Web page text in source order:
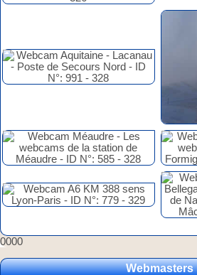
0000
Webmasters